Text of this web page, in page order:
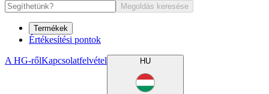
Megoldás keresése
Termékek
Értékesítési pontok
A HG-rőlKapcsolatfelvétel HU